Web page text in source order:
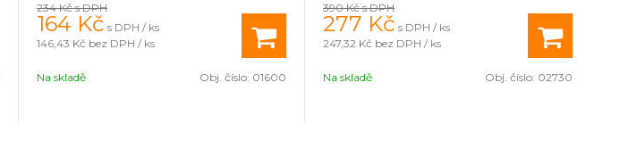
svalové hmoty, zlepšení síly, vytrvalosti a
sexuální aktivity.Kromě toho (kotvičník
zemní) Tribulus Terrestris pomáhá při
odvápnění kostí, a u žen pomáhá v období
234 Kčs DPH
164 Kč s DPH / ks
146,43 Kč bez DPH / ks
Na skladě Obj. číslo: 01600
pozitivních účinků přispívá k udržení normální
hladiny testosteronu v krvi. 500 mg extraktu z
Ashwagandhy obsahuje 10 % podílu
její hlavní složku.
390 Kčs DPH
277 Kč s DPH / ks
247,32 Kč bez DPH / ks
Na skladě Obj. číslo: 02730